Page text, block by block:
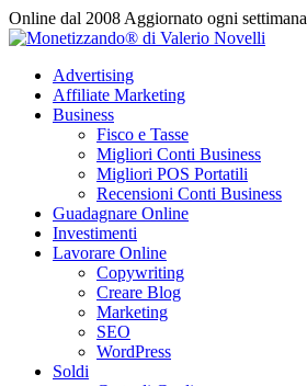
Vai
al
Online dal 2008 Aggiornato ogni settimana
Advertising
Affiliate Marketing
Business
Fisco e Tasse
Migliori Conti Business
Migliori POS Portatili
Recensioni Conti Business
Guadagnare Online
Investimenti
Lavorare Online
Copywriting
Creare Blog
Marketing
SEO
WordPress
Soldi